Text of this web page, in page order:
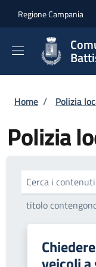
Regione Campania
Briciole di
Home / Polizia
Polizia
Cerca i
titolo